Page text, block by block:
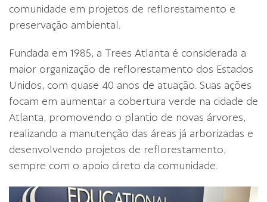
comunidade em projetos de reflorestamento e
preservação ambiental.
Fundada em 1985, a Trees Atlanta é considerada a
maior organização de reflorestamento dos Estados
Unidos, com quase 40 anos de atuação. Suas ações
focam em aumentar a cobertura verde na cidade de
Atlanta, promovendo o plantio de novas árvores,
realizando a manutenção das áreas já arborizadas e
desenvolvendo projetos de reflorestamento,
sempre com o apoio direto da comunidade.